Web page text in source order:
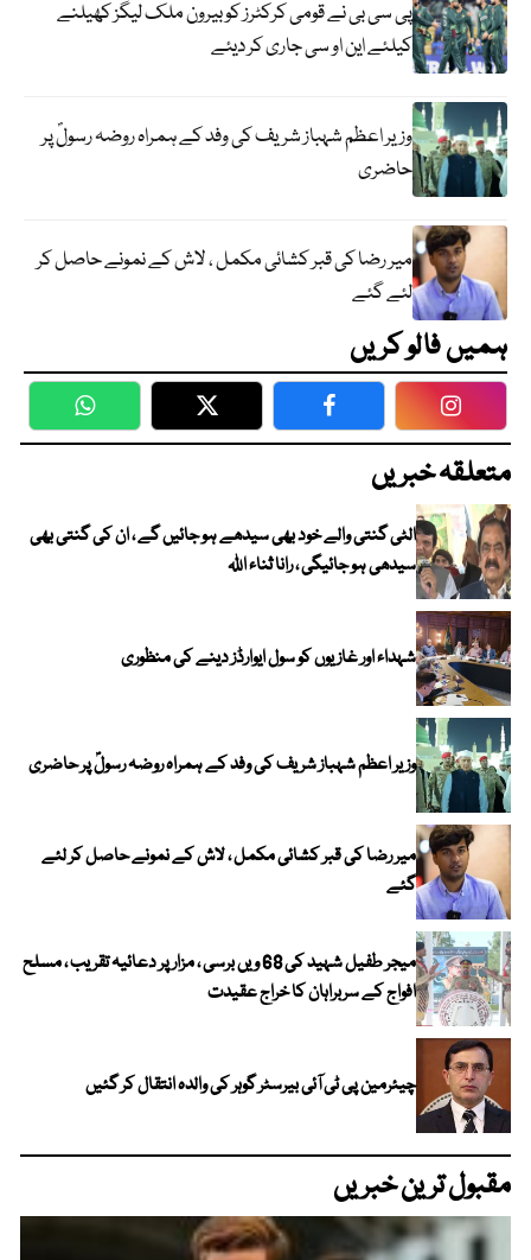
پی سی بی نے قومی کرکٹرز کو بیرون ملک لیگز کھیلنے
کیلئے این او سی جاری کر دیئے
وزیر اعظم شہباز شریف کی وفد کے ہمراہ روضہ رسولؐ پر
حاضری
میر رضا کی قبر کشائی مکمل ، لاش کے نمونے حاصل کر
لئے گئے
ہمیں فالو کریں
WhatsApp Twitter Facebook
متعلقہ خبریں
الٹی گنتی والے خود بھی سیدھے ہو جائیں گے ، ان کی گنتی بھی
سیدھی ہو جائیگی ، رانا ثناء اللہ
شہداء اور غازیوں کو سول ایوارڈز دینے کی منظوری
وزیر اعظم شہباز شریف کی وفد کے ہمراہ روضہ رسولؐ پر حاضری
میر رضا کی قبر کشائی مکمل ، لاش کے نمونے حاصل کر لئے
گئے
میجر طفیل شہید کی 68 ویں برسی ، مزار پر دعائیہ تقریب ، مسلح
افواج کے سربراہان کا خراج عقیدت
چیئرمین پی ٹی آئی بیرسٹر گوہر کی والدہ انتقال کر گئیں
مقبول ترین خبریں